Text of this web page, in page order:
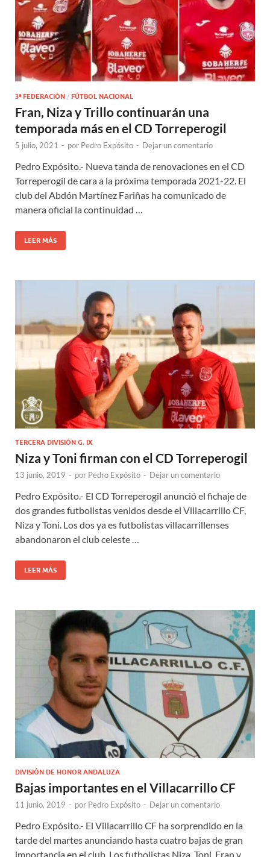
3ª FEDERACIÓN / FÚTBOL NACIONAL
Fran, Niza y Trillo continuarán una
temporada más en el CD Torreperogil
5 julio, 2021 - por Pedro Expósito - Dejar un comentario
Pedro Expósito.- Nueva tanda de renovaciones en el CD
Torreperogil de cara a la próxima temporada 2021-22. El
club del Abdón Martínez Fariñas ha comunicado de
manera oficial la continuidad …
LEER MÁS
TERCERA DIVISIÓN G. IX
Niza y Toni firman con el CD Torreperogil
13 junio, 2019 - por Pedro Expósito - Dejar un comentario
Pedro Expósito.- El CD Torreperogil anunció el fichaje de
dos grandes futbolistas venidos desde el Villacarrillo CF,
Niza y Toni. Los dos ya es futbolistas villacarrillenses
abandonaron el club celeste …
LEER MÁS
DIVISIÓN DE HONOR ANDALUZA
Bajas importantes en el Villacarrillo CF
11 junio, 2019 - por Pedro Expósito - Dejar un comentario
Pedro Expósito.- El Villacarrillo CF ha sorprendido en la
tarde del martes anunciando hasta cuatro bajas de gran
importancia en el club. Los futbolistas Niza, Toni, Fran y